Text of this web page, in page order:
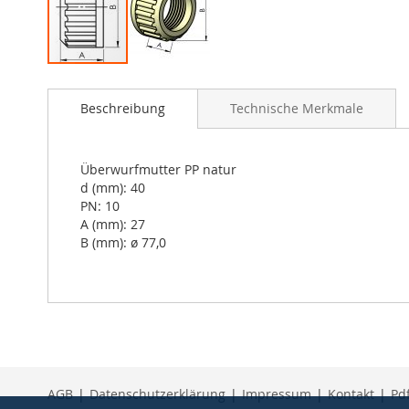
to
images
gallery
Beschreibung
Überwurfmutter PP natur
d (mm): 40
PN: 10
A (mm): 27
B (mm): ø 77,0
Technische Merkmale
AGB | Datenschutzerklärung | Impressum | Kontakt |